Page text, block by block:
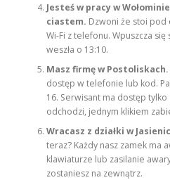
Jesteś w pracy w
ciastem. Dzwoni że stoi pod
Wi-Fi z telefonu. Wpuszcza
weszła o 13:10.
Masz firmę w Postoliskach.
dostęp w telefonie lub kod.
16. Serwisant ma dostęp
odchodzi, jednym klikiem
Wracasz z działki w
teraz? Każdy nasz zamek ma
klawiaturze lub zasilanie
zostaniesz na zewnątrz.